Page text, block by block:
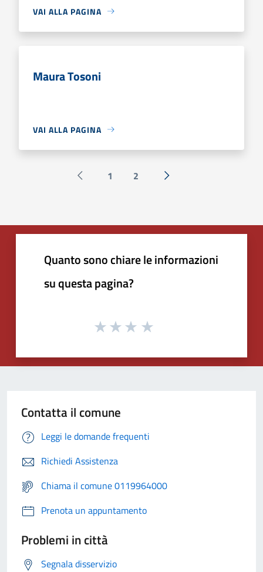
VAI ALLA PAGINA
Maura Tosoni
VAI ALLA PAGINA
Pagina precedente
1 2 Successiva »
Quanto sono chiare le informazioni
su questa pagina?
Contatta il comune
Leggi le domande frequenti
Richiedi Assistenza
Chiama il comune 0119964000
Prenota un appuntamento
Problemi in città
Segnala disservizio